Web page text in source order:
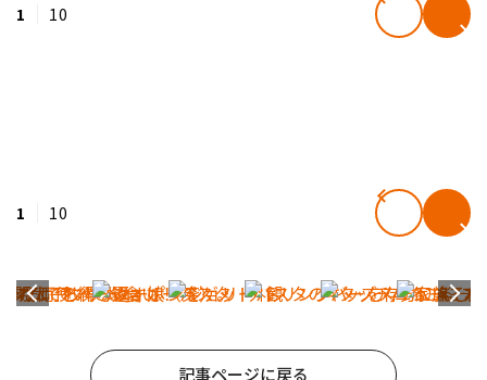
1 10
1 10
記事ページに戻る